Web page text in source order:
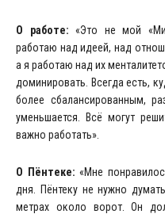
О работе: «Это не мой
работаю над идеей, над
а я работаю над их
доминировать. Всегда есть,
более сбалансированным,
уменьшается. Всё могут
важно работать».
О Пёнтеке: «Мне
дня. Пёнтеку не нужно
метрах около ворот. Он